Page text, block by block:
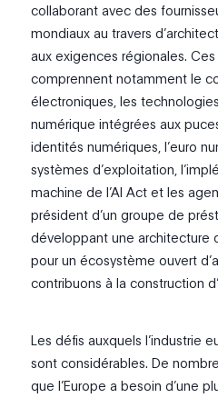
collaborant avec des
mondiaux au travers
aux exigences régionales.
comprennent notamment le
électroniques, les
numérique intégrées aux
identités numériques, l’euro
systèmes d’exploitation,
machine de l’AI Act et les
président d’un groupe de
développant une architecture
pour un écosystème ouvert
contribuons à la construction
Les défis auxquels l’industrie
sont considérables. De
que l’Europe a besoin d’une